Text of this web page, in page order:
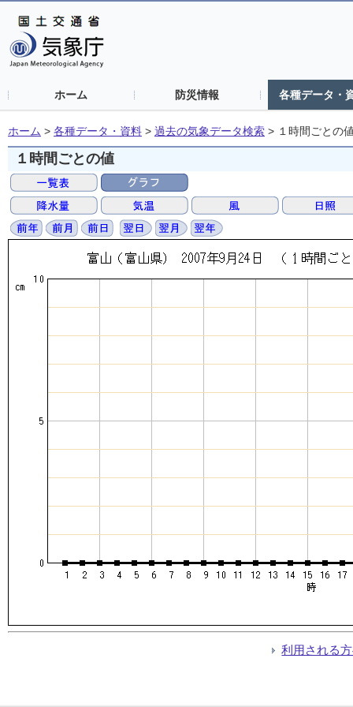
ホーム 防災情報 各種データ・
ホーム > 各種データ・資料 > 過去の気象データ検索 > １時間ごとの
１時間ごとの値
利用される